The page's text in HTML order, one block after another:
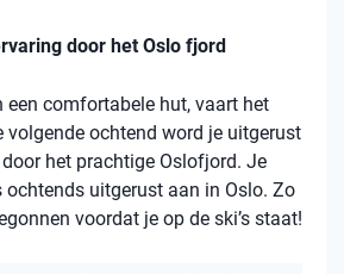
door het Oslo fjord
een comfortabele hut, vaart het
volgende ochtend word je uitgerust
het prachtige Oslofjord. Je
ochtends uitgerust aan in Oslo. Zo
voordat je op de ski’s staat!